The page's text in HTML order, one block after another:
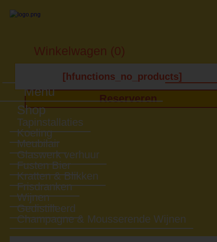
Winkelwagen (0)
[hfunctions_no_products]
Reserveren
Menu
Shop
Tapinstallaties
Koeling
Meubilair
Glaswerk verhuur
Fusten Bier
Kratten & Blikken
Frisdranken
Wijnen
Gedistilleerd
Champagne & Mousserende Wijnen